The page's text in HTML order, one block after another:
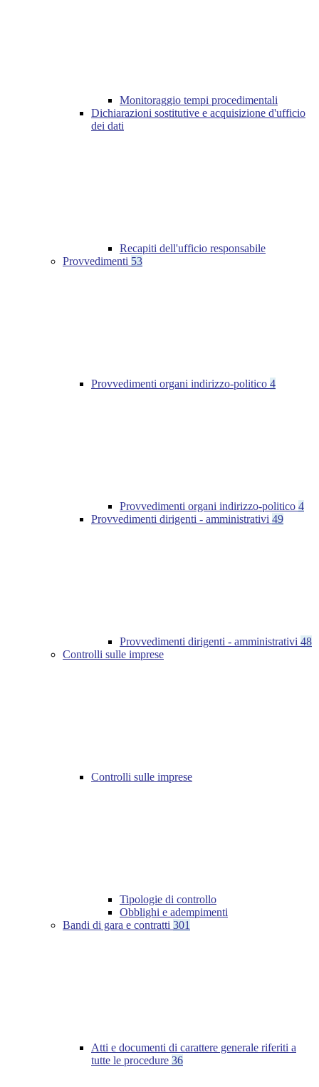
Monitoraggio tempi procedimentali
Dichiarazioni sostitutive e acquisizione d'ufficio
dei dati
Recapiti dell'ufficio responsabile
Provvedimenti 53
Provvedimenti organi indirizzo-politico 4
Provvedimenti organi indirizzo-politico 4
Provvedimenti dirigenti - amministrativi 49
Provvedimenti dirigenti - amministrativi 48
Controlli sulle imprese
Controlli sulle imprese
Tipologie di controllo
Obblighi e adempimenti
Bandi di gara e contratti 301
Atti e documenti di carattere generale riferiti a
tutte le procedure 36